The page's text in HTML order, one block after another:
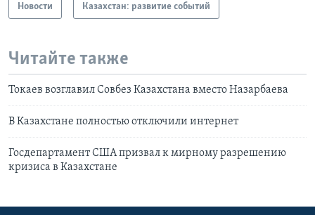
Новости Казахстан: развитие событий
Читайте также
Токаев возглавил Совбез Казахстана вместо Назарбаева
В Казахстане полностью отключили интернет
Госдепартамент США призвал к мирному разрешению
кризиса в Казахстане